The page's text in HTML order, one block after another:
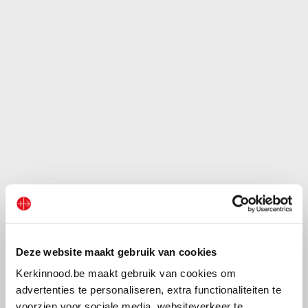
Deze website maakt gebruik van cookies
Kerkinnood.be maakt gebruik van cookies om
advertenties te personaliseren, extra functionaliteiten te